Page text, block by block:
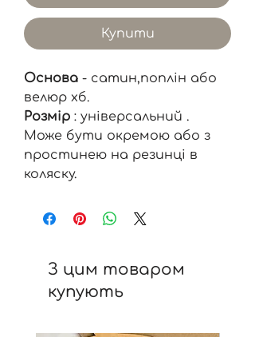
Купити
Основа - сатин,поплін або
велюр хб.
Розмір : універсальний .
Може бути окремою або з
простинею на резинці в
коляску.
З цим товаром
купують